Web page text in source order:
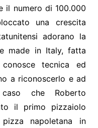
il numero di 100.000
una crescita
adorano la
made in Italy, fatta
tecnica ed
a riconoscerlo e ad
che Roberto
il primo pizzaiolo
napoletana in